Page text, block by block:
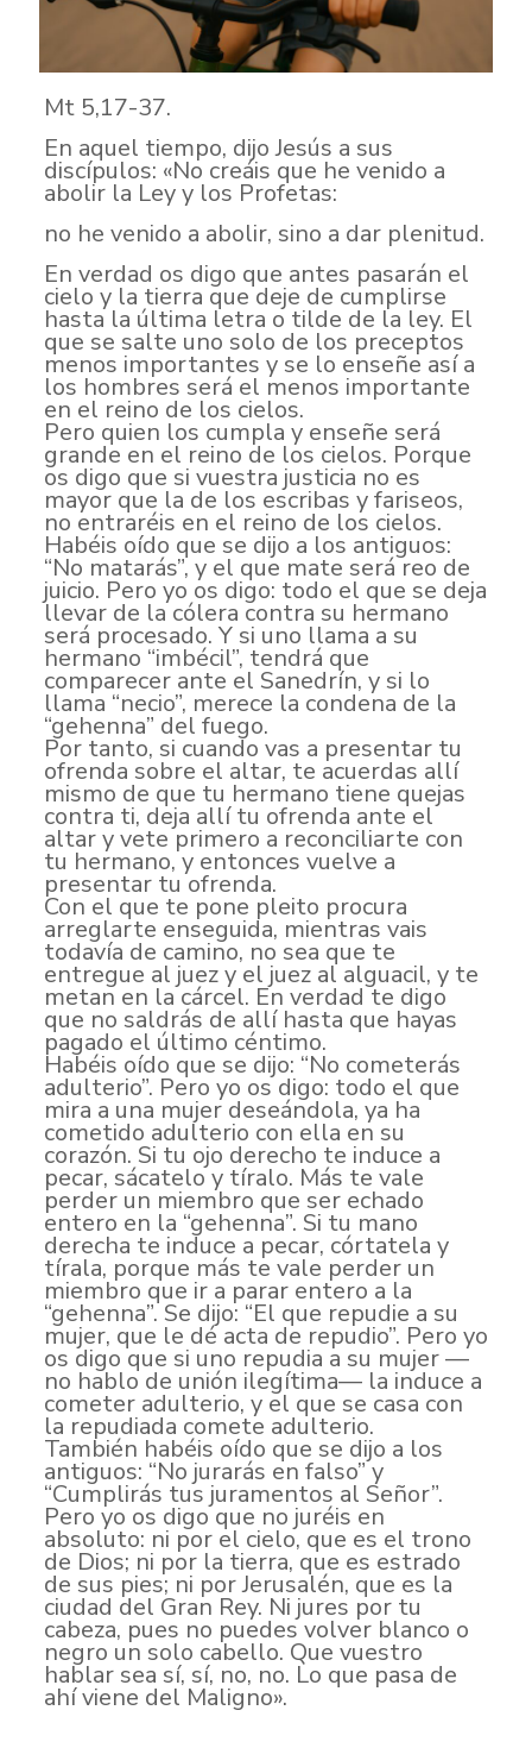
Mt 5,17-37.
En aquel tiempo, dijo Jesús a sus
discípulos: «No creáis que he venido a
abolir la Ley y los Profetas:
no he venido a abolir, sino a dar plenitud.
En verdad os digo que antes pasarán el
cielo y la tierra que deje de cumplirse
hasta la última letra o tilde de la ley. El
que se salte uno solo de los preceptos
menos importantes y se lo enseñe así a
los hombres será el menos importante
en el reino de los cielos.
Pero quien los cumpla y enseñe será
grande en el reino de los cielos. Porque
os digo que si vuestra justicia no es
mayor que la de los escribas y fariseos,
no entraréis en el reino de los cielos.
Habéis oído que se dijo a los antiguos:
“No matarás”, y el que mate será reo de
juicio. Pero yo os digo: todo el que se deja
llevar de la cólera contra su hermano
será procesado. Y si uno llama a su
hermano “imbécil”, tendrá que
comparecer ante el Sanedrín, y si lo
llama “necio”, merece la condena de la
“gehenna” del fuego.
Por tanto, si cuando vas a presentar tu
ofrenda sobre el altar, te acuerdas allí
mismo de que tu hermano tiene quejas
contra ti, deja allí tu ofrenda ante el
altar y vete primero a reconciliarte con
tu hermano, y entonces vuelve a
presentar tu ofrenda.
Con el que te pone pleito procura
arreglarte enseguida, mientras vais
todavía de camino, no sea que te
entregue al juez y el juez al alguacil, y te
metan en la cárcel. En verdad te digo
que no saldrás de allí hasta que hayas
pagado el último céntimo.
Habéis oído que se dijo: “No cometerás
adulterio”. Pero yo os digo: todo el que
mira a una mujer deseándola, ya ha
cometido adulterio con ella en su
corazón. Si tu ojo derecho te induce a
pecar, sácatelo y tíralo. Más te vale
perder un miembro que ser echado
entero en la “gehenna”. Si tu mano
derecha te induce a pecar, córtatela y
tírala, porque más te vale perder un
miembro que ir a parar entero a la
“gehenna”. Se dijo: “El que repudie a su
mujer, que le dé acta de repudio”. Pero yo
os digo que si uno repudia a su mujer —
no hablo de unión ilegítima— la induce a
cometer adulterio, y el que se casa con
la repudiada comete adulterio.
También habéis oído que se dijo a los
antiguos: “No jurarás en falso” y
“Cumplirás tus juramentos al Señor”.
Pero yo os digo que no juréis en
absoluto: ni por el cielo, que es el trono
de Dios; ni por la tierra, que es estrado
de sus pies; ni por Jerusalén, que es la
ciudad del Gran Rey. Ni jures por tu
cabeza, pues no puedes volver blanco o
negro un solo cabello. Que vuestro
hablar sea sí, sí, no, no. Lo que pasa de
ahí viene del Maligno».